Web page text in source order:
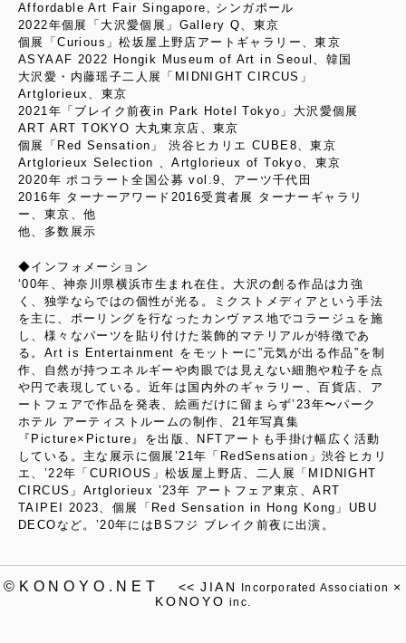
Affordable Art Fair Singapore, シンガポール
2022年個展「大沢愛個展」Gallery Q、東京
個展「Curious」松坂屋上野店アートギャラリー、東京
ASYAAF 2022 Hongik Museum of Art in Seoul、韓国
大沢愛・内藤瑶子二人展「MIDNIGHT CIRCUS」
Artglorieux、東京
2021年「ブレイク前夜in Park Hotel Tokyo」大沢愛個展
ART ART TOKYO 大丸東京店、東京
個展「Red Sensation」 渋谷ヒカリエ CUBE8、東京
Artglorieux Selection 、Artglorieux of Tokyo、東京
2020年 ポコラート全国公募 vol.9、アーツ千代田
2016年 ターナーアワード2016受賞者展 ターナーギャラリ
ー、東京、他
他、多数展示
◆インフォメーション
‘00年、神奈川県横浜市生まれ在住。大沢の創る作品は力強
く、独学ならではの個性が光る。ミクストメディアという手法
を主に、ポーリングを行なったカンヴァス地でコラージュを施
し、様々なパーツを貼り付けた装飾的マテリアルが特徴であ
る。Art is Entertainment をモットーに”元気が出る作品”を制
作、自然が持つエネルギーや肉眼では見えない細胞や粒子を点
や円で表現している。近年は国内外のギャラリー、百貨店、ア
ートフェアで作品を発表、絵画だけに留まらず’23年〜パーク
ホテル アーティストルームの制作、21年写真集
『Picture×Picture』を出版、NFTアートも手掛け幅広く活動
している。主な展示に個展’21年「RedSensation」渋谷ヒカリ
エ、’22年「CURIOUS」松坂屋上野店、二人展「MIDNIGHT
CIRCUS」Artglorieux ’23年 アートフェア東京、ART
TAIPEI 2023、個展「Red Sensation in Hong Kong」UBU
DECOなど。’20年にはBSフジ ブレイク前夜に出演。
©KONOYO.NET << JIAN Incorporated Association ×
KONOYO inc.